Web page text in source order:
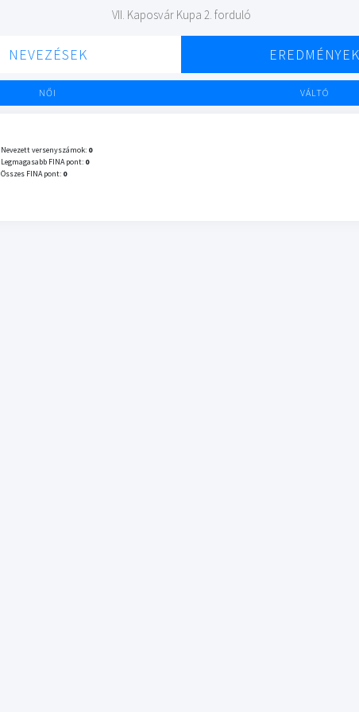
VII. Kaposvár Kupa 2. forduló
NEVEZÉSEK EREDMÉNYEK
NŐI VÁLTÓ
Nevezett versenyszámok: 0
Legmagasabb FINA pont: 0
Összes FINA pont: 0